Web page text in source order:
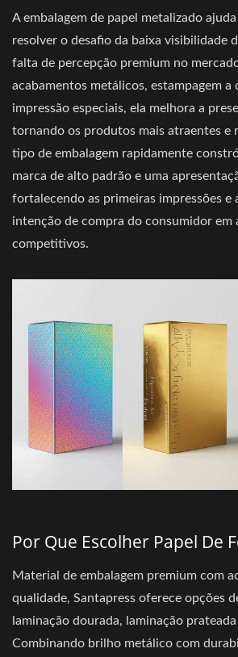
A embalagem de papel metalizado ajuda
resolver o desafio da baixa visibilidade
falta de percepção premium no
acabamentos metálicos, estampagem a
impressão especiais, ela melhora a
tornando os produtos mais atraentes e
tipo de embalagem rapidamente
marca de alto padrão e uma
fortalecendo as primeiras impressões e
intenção de compra do consumidor em
competitivos.
Por Que Escolher Papel De
Material de embalagem premium com
qualidade, Santapress oferece opções
laminação dourada, laminação
Combinando brilho metálico com